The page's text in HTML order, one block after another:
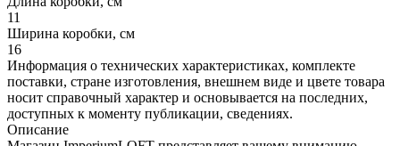
11
Ширина коробки, см
16
Информация о технических характеристиках, комплекте
поставки, стране изготовления, внешнем виде и цвете товара
носит справочный характер и основывается на последних,
доступных к моменту публикации, сведениях.
Описание